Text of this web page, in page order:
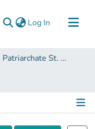
Log In (current)
Georgian Patriarchate St. Tbel Abuseridze Teaching University